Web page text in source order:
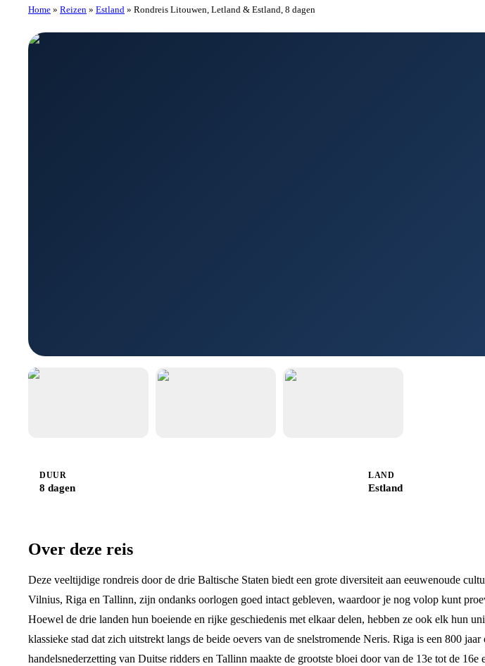
Home » Reizen » Estland » Rondreis Litouwen, Letland & Estland, 8 dagen
DUUR
8 dagen
LAND
Estland
Over deze reis
Deze veeltijdige rondreis door de drie Baltische Staten biedt een grote diversiteit aan eeuwenoude
Vilnius, Riga en Tallinn, zijn ondanks oorlogen goed intact gebleven, waardoor je nog volop kunt
Hoewel de drie landen hun boeiende en rijke geschiedenis met elkaar delen, hebben ze ook elk hun
klassieke stad dat zich uitstrekt langs de beide oevers van de snelstromende Neris. Riga is een 800 jaar
handelsnederzetting van Duitse ridders en Tallinn maakte de grootste bloei door van de 13e tot de 16e